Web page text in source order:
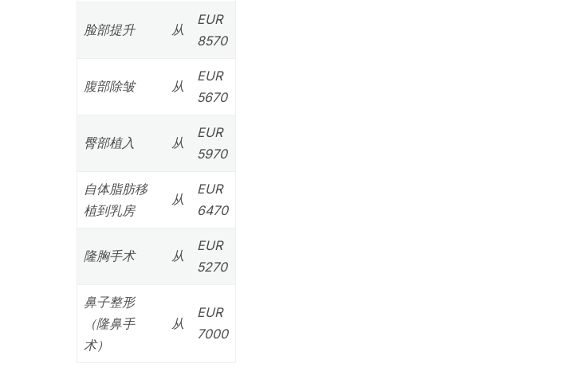
脸部提升 从
EUR
8570
腹部除皱 从
EUR
5670
臀部植入 从
EUR
5970
自体脂肪移
植到乳房
从
EUR
6470
隆胸手术 从
EUR
5270
鼻子整形
（隆鼻手
术）
从
EUR
7000